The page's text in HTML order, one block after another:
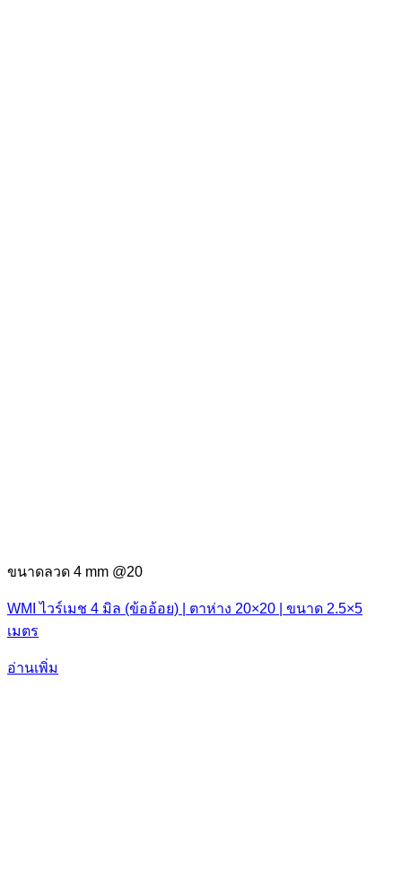
ขนาดลวด 4 mm @20
WMI ไวร์เมช 4 มิล (ข้ออ้อย) | ตาห่าง 20×20 | ขนาด 2.5×5
เมตร
อ่านเพิ่ม